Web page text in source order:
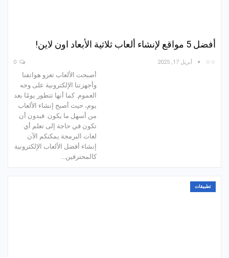
أفضل 5 مواقع لإنشاء ألعاب ثلاثية الأبعاد اون لاين!
☆☆ أبريل 17, 2025
أصبحت الألعاب تغزو هواتفنا
وأجهزتنا الإلكترونية على وجه
العموم. كما أنها تتطور يومًا بعد
يوم، حيث أصبح إنشاء الألعاب
من أسهل ما يكون. فبدون أن
تكون في حاجة إلى تعلم أي
لغات البرمجة يمكنكم الآن
إنشاء أفضل الألعاب الإلكترونية
كالمحترفين…
تطبيقات